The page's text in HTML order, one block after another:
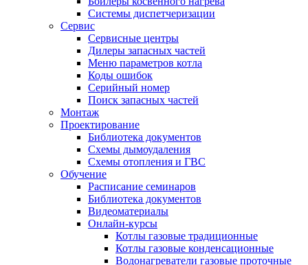
Системы диспетчеризации
Сервис
Сервисные центры
Дилеры запасных частей
Меню параметров котла
Коды ошибок
Серийный номер
Поиск запасных частей
Монтаж
Проектирование
Библиотека документов
Схемы дымоудаления
Схемы отопления и ГВС
Обучение
Расписание семинаров
Библиотека документов
Видеоматериалы
Онлайн-курсы
Котлы газовые традиционные
Котлы газовые конденсационные
Водонагреватели газовые проточные